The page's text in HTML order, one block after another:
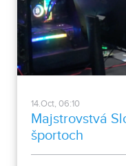
14.Oct, 06:10
Majstrovstvá
športoch